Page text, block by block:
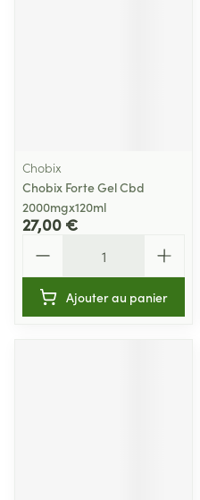
Chobix
Chobix Forte Gel Cbd
2000mgx120ml
27,00 €
Ajouter au panier